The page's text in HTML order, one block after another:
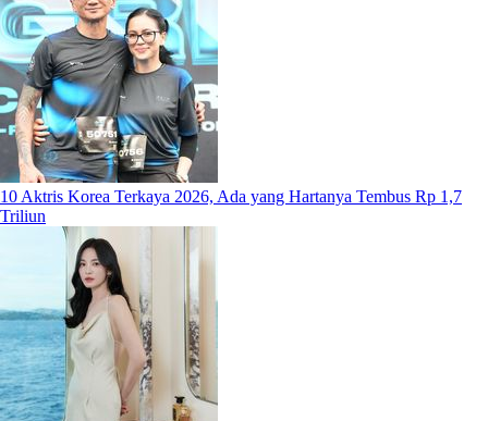
10 Aktris Korea Terkaya 2026, Ada yang Hartanya Tembus Rp 1,7
Triliun